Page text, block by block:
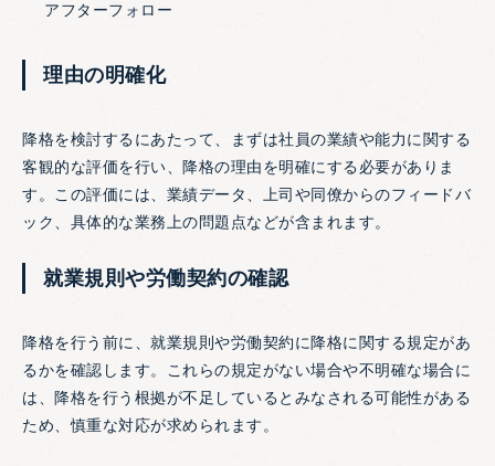
アフターフォロー
理由の明確化
降格を検討するにあたって、まずは社員の業績や能力に関する
客観的な評価を行い、降格の理由を明確にする必要がありま
す。この評価には、業績データ、上司や同僚からのフィードバ
ック、具体的な業務上の問題点などが含まれます。
就業規則や労働契約の確認
降格を行う前に、就業規則や労働契約に降格に関する規定があ
るかを確認します。これらの規定がない場合や不明確な場合に
は、降格を行う根拠が不足しているとみなされる可能性がある
ため、慎重な対応が求められます。